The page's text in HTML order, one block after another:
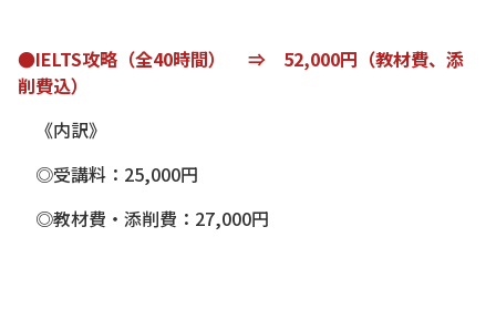
●IELTS攻略（全40時間） ⇒ 52,000円（教材費、添
削費込）
《内訳》
◎受講料：25,000円
◎教材費・添削費：27,000円